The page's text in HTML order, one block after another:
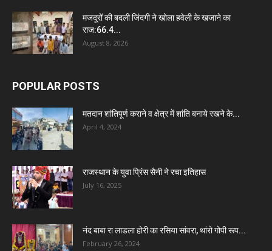
मजदूरों की बदली जिंदगी ने खोला हवेली के खजाने का
राज:66.4...
August 8, 2026
POPULAR POSTS
मतदान शांतिपूर्ण कराने व क्षेत्र में शांति बनाये रखने के...
April 4, 2024
राजस्थान के युवा प्रिंस सैनी ने रचा इतिहास
July 16, 2025
नंद बाबा रा लाडला होरी का रसिया सांवरा, थांरो गोपी रूप...
February 26, 2024